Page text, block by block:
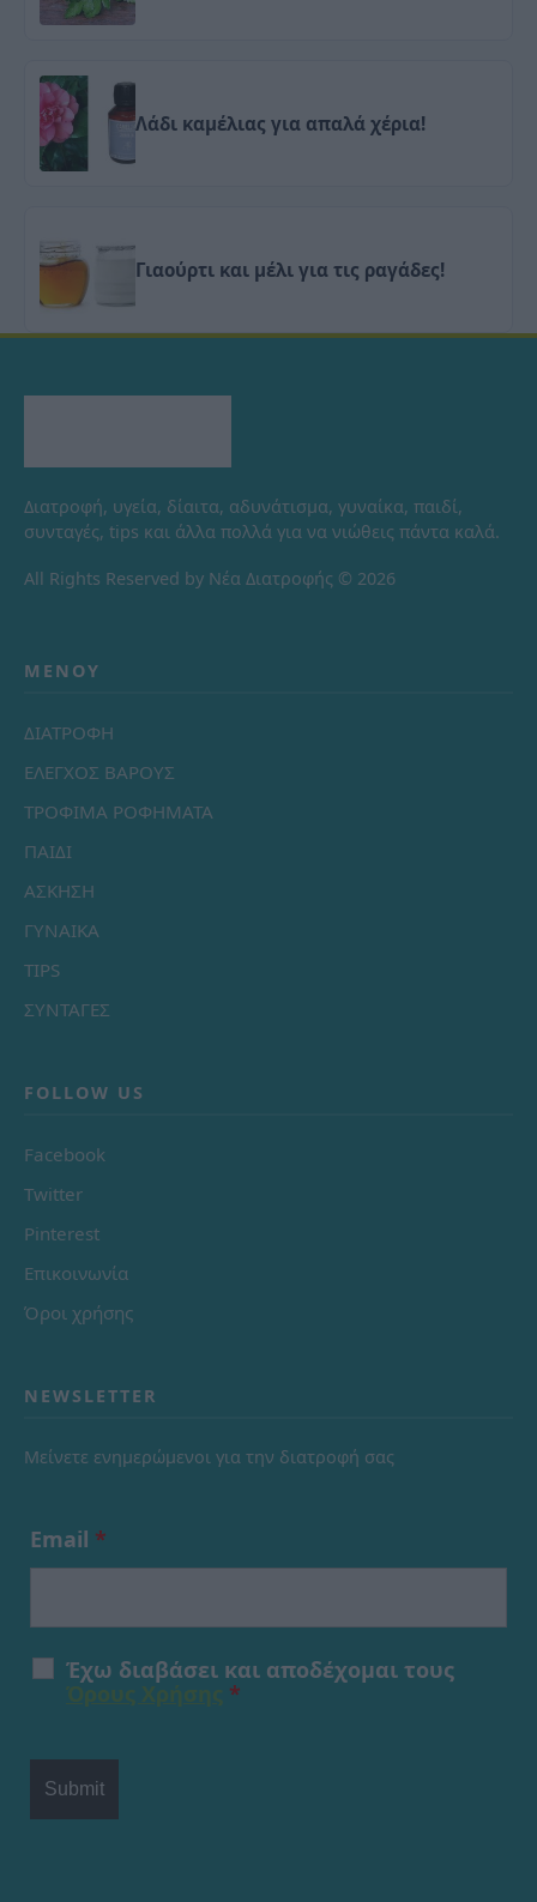
Λάδι καμέλιας για απαλά χέρια!
Γιαούρτι και μέλι για τις ραγάδες!
Διατροφή, υγεία, δίαιτα, αδυνάτισμα, γυναίκα, παιδί,
συνταγές, tips και άλλα πολλά για να νιώθεις πάντα καλά.
All Rights Reserved by Νέα Διατροφής © 2026
ΜΕΝΟΎ
ΔΙΑΤΡΟΦΗ
ΕΛΕΓΧΟΣ ΒΑΡΟΥΣ
ΤΡΟΦΙΜΑ ΡΟΦΗΜΑΤΑ
ΠΑΙΔΙ
ΑΣΚΗΣΗ
ΓΥΝΑΙΚΑ
TIPS
ΣΥΝΤΑΓΕΣ
FOLLOW US
Facebook
Twitter
Pinterest
Επικοινωνία
Όροι χρήσης
NEWSLETTER
Μείνετε ενημερώμενοι για την διατροφή σας
Email *
Έχω διαβάσει και αποδέχομαι τους
*